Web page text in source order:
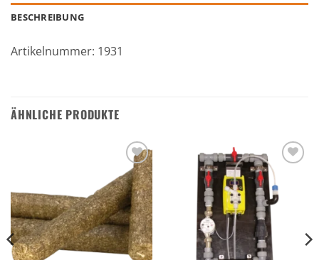
BESCHREIBUNG
Artikelnummer: 1931
ÄHNLICHE PRODUKTE
Zu den
Favoriten
hinzufügen
Zu den
Favoriten
hinzufügen